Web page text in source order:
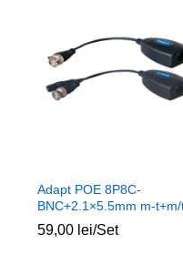
Adapt POE 8P8C-
BNC+2.1×5.5mm m-
59,00 lei/Set
59,00 lei